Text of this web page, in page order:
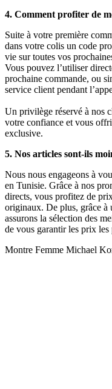
4. Comment profiter de
Suite à votre première
dans votre colis un code
vie sur toutes vos
Vous pouvez l’utiliser
prochaine commande, ou
service client pendant
Un privilège réservé à nos
votre confiance et vous
exclusive.
5. Nos articles sont-ils
Nous nous engageons à
en Tunisie. Grâce à nos
directs, vous profitez de
originaux. De plus, grâce à
assurons la sélection des
de vous garantir les prix les
Montre Femme Michael